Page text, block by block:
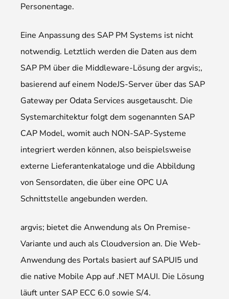
Personentage.
Eine Anpassung des SAP PM Systems ist nicht
notwendig. Letztlich werden die Daten aus dem
SAP PM über die Middleware-Lösung der argvis;,
basierend auf einem NodeJS-Server über das SAP
Gateway per Odata Services ausgetauscht. Die
Systemarchitektur folgt dem sogenannten SAP
CAP Model, womit auch NON-SAP-Systeme
integriert werden können, also beispielsweise
externe Lieferantenkataloge und die Abbildung
von Sensordaten, die über eine OPC UA
Schnittstelle angebunden werden.
argvis; bietet die Anwendung als On Premise-
Variante und auch als Cloudversion an. Die Web-
Anwendung des Portals basiert auf SAPUI5 und
die native Mobile App auf .NET MAUI. Die Lösung
läuft unter SAP ECC 6.0 sowie S/4.